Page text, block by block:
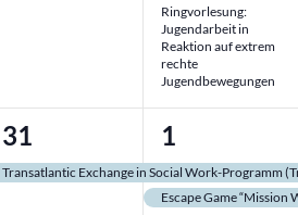
Ringvorlesung:
Jugendarbeit in
Reaktion auf extrem
rechte
Jugendbewegungen
1
Veranstaltung,
31
Transatlantic Exchange in Social Work-Programm
3
1
Escape Game “Mission